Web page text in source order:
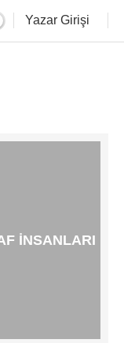
Yazar Girişi
İNSANLARI